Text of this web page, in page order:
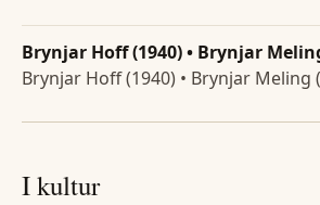
Brynjar Hoff (1940) • Brynjar
Brynjar Hoff (1940) • Brynjar Meling
I kultur